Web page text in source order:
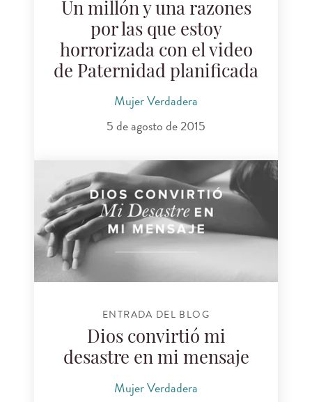
Un millón y una razones
por las que estoy
horrorizada con el video
de Paternidad planificada
Mujer Verdadera
5 de agosto de 2015
ENTRADA DEL BLOG
Dios convirtió mi
desastre en mi mensaje
Mujer Verdadera